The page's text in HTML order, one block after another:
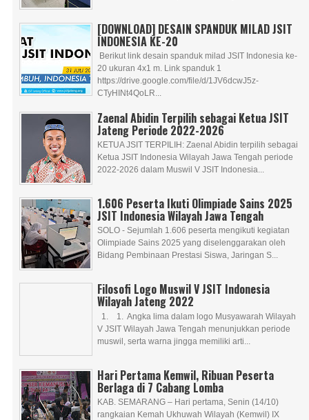
[DOWNLOAD] DESAIN SPANDUK MILAD JSIT
INDONESIA KE-20
Berikut link desain spanduk milad JSIT Indonesia ke-
20 ukuran 4x1 m. Link spanduk 1
https://drive.google.com/file/d/1JV6dcwJ5z-
CTyHINt4QoLR...
Zaenal Abidin Terpilih sebagai Ketua JSIT
Jateng Periode 2022-2026
KETUA JSIT TERPILIH: Zaenal Abidin terpilih sebagai
Ketua JSIT Indonesia Wilayah Jawa Tengah periode
2022-2026 dalam Muswil V JSIT Indonesia...
1.606 Peserta Ikuti Olimpiade Sains 2025
JSIT Indonesia Wilayah Jawa Tengah
SOLO - Sejumlah 1.606 peserta mengikuti kegiatan
Olimpiade Sains 2025 yang diselenggarakan oleh
Bidang Pembinaan Prestasi Siswa, Jaringan S...
Filosofi Logo Muswil V JSIT Indonesia
Wilayah Jateng 2022
1. 1. Angka lima dalam logo Musyawarah Wilayah
V JSIT Wilayah Jawa Tengah menunjukkan periode
muswil, serta warna jingga memiliki arti...
Hari Pertama Kemwil, Ribuan Peserta
Berlaga di 7 Cabang Lomba
KAB. SEMARANG – Hari pertama, Senin (14/10)
rangkaian Kemah Ukhuwah Wilayah (Kemwil) IX